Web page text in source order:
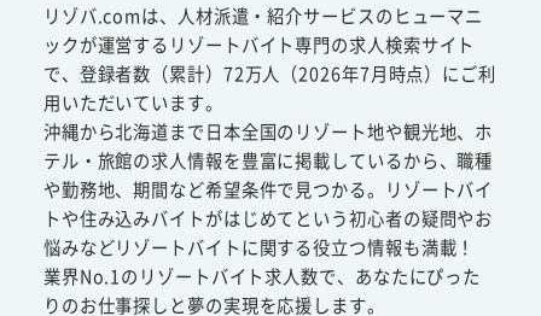
リゾバ.comは、人材派遣・紹介サービスのヒューマニ
ックが運営するリゾートバイト専門の求人検索サイト
で、登録者数（累計）72万人（2026年7月時点）にご利
用いただいています。
沖縄から北海道まで日本全国のリゾート地や観光地、ホ
テル・旅館の求人情報を豊富に掲載しているから、職種
や勤務地、期間など希望条件で見つかる。リゾートバイ
トや住み込みバイトがはじめてという初心者の疑問やお
悩みなどリゾートバイトに関する役立つ情報も満載！
業界No.1のリゾートバイト求人数で、あなたにぴった
りのお仕事探しと夢の実現を応援します。